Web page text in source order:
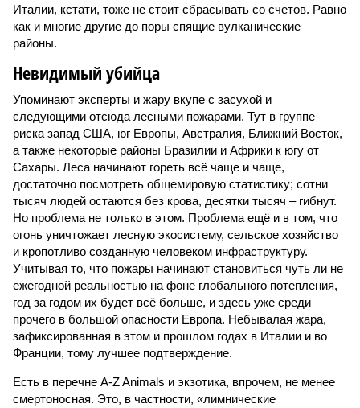
Италии, кстати, тоже не стоит сбрасывать со счетов. Равно
как и многие другие до поры спящие вулканические
районы.
Невидимый убийца
Упоминают эксперты и жару вкупе с засухой и
следующими отсюда лесными пожарами. Тут в группе
риска запад США, юг Европы, Австралия, Ближний Восток,
а также некоторые районы Бразилии и Африки к югу от
Сахары. Леса начинают гореть всё чаще и чаще,
достаточно посмотреть общемировую статистику; сотни
тысяч людей остаются без крова, десятки тысяч – гибнут.
Но проблема не только в этом. Проблема ещё и в том, что
огонь уничтожает лесную экосистему, сельское хозяйство
и кропотливо созданную человеком инфраструктуру.
Учитывая то, что пожары начинают становиться чуть ли не
ежегодной реальностью на фоне глобального потепления,
год за годом их будет всё больше, и здесь уже среди
прочего в большой опасности Европа. Небывалая жара,
зафиксированная в этом и прошлом годах в Италии и во
Франции, тому лучшее подтверждение.
Есть в перечне A-Z Animals и экзотика, впрочем, не менее
смертоносная. Это, в частности, «лимнические